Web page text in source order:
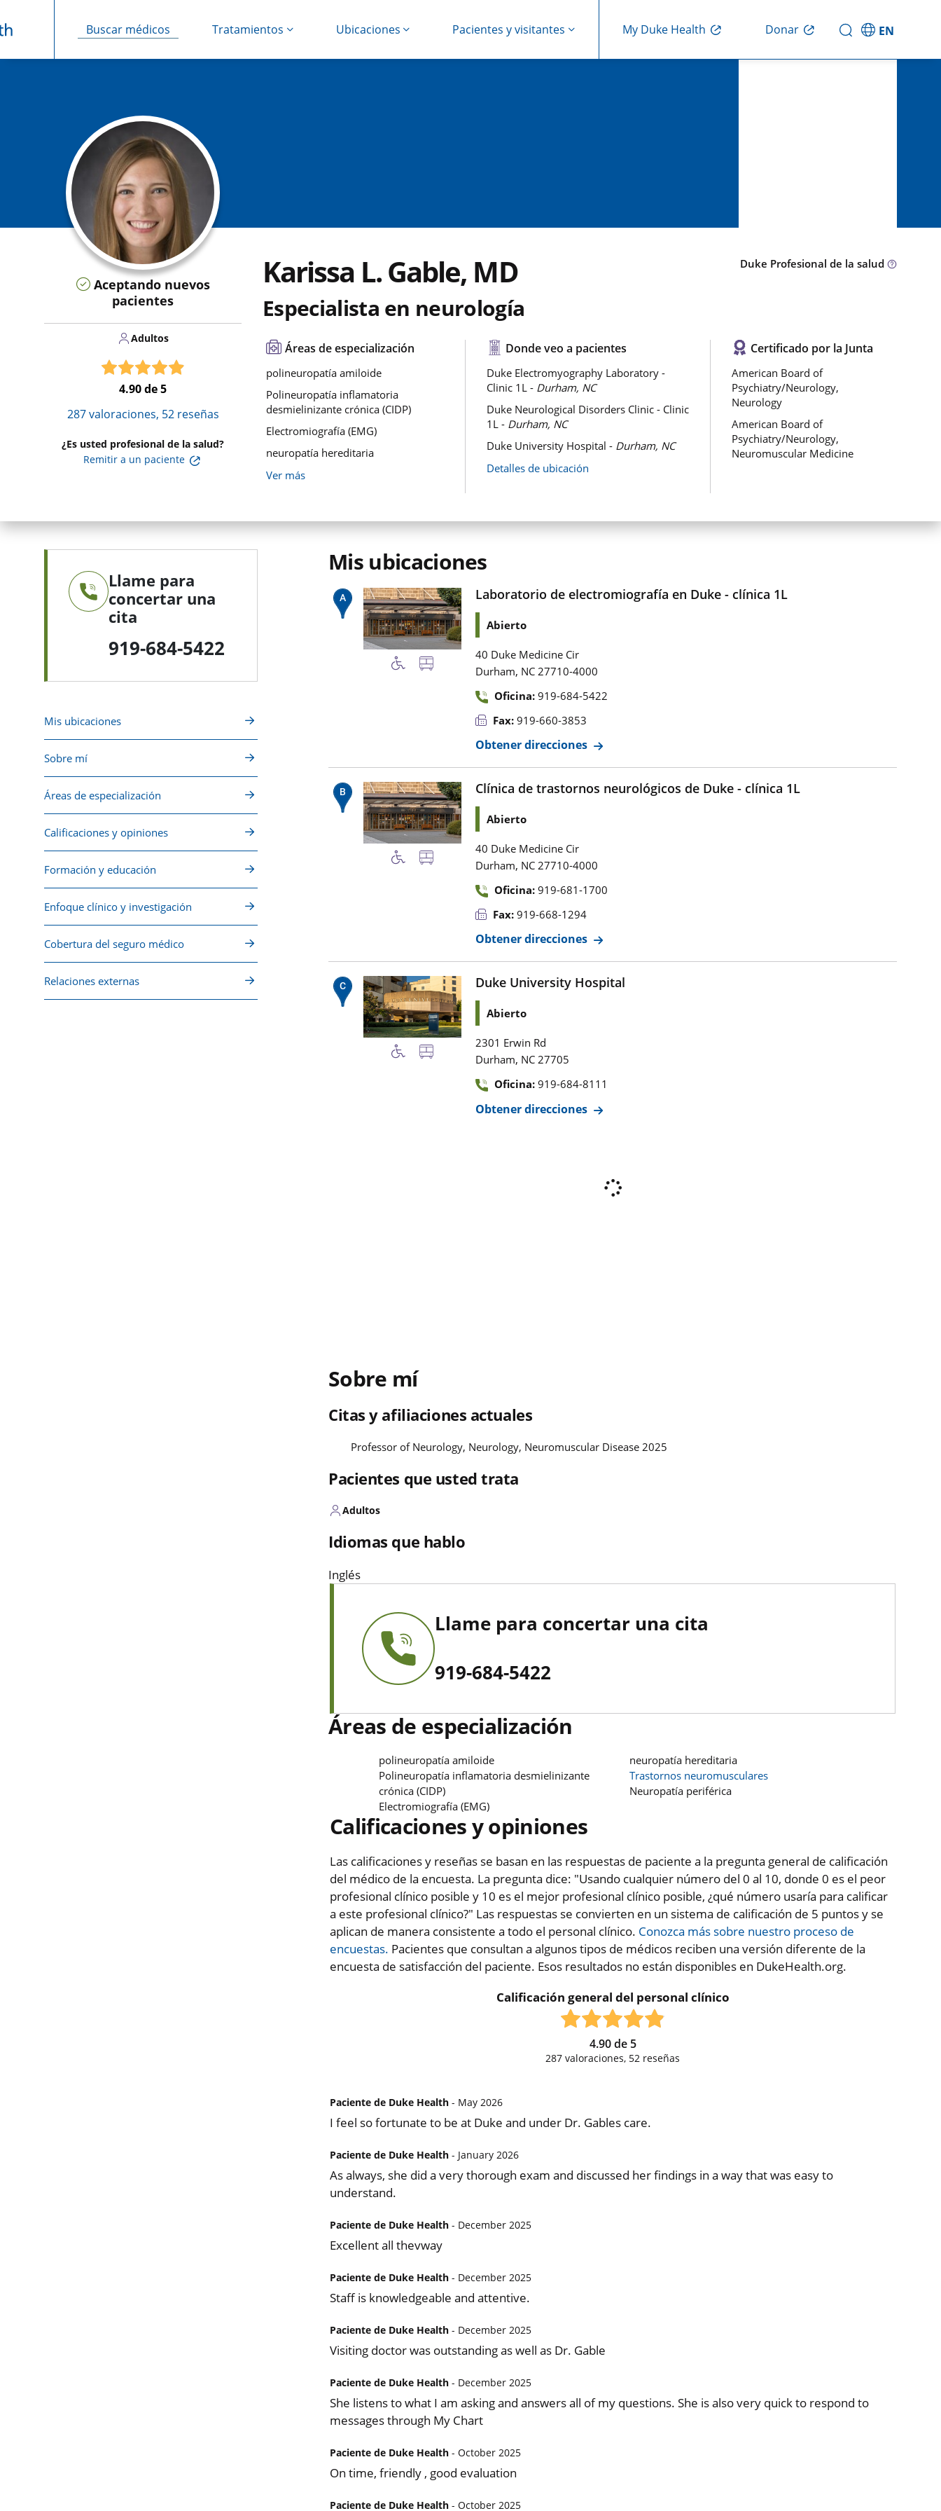
Buscar médicos Tratamientos Ubicaciones Pacientes y visitantes My Duke Health Donar EN
Aceptando nuevos
pacientes
Adultos
4.90de 5
287valoraciones, 52reseñas
¿Es usted profesional de la salud?
Remitir a un paciente
Karissa L. Gable, MD
Especialista en neurología
Duke Profesional de la salud
Áreas de especialización
polineuropatía amiloide
Polineuropatía inflamatoria
desmielinizante crónica (CIDP)
Electromiografía (EMG)
neuropatía hereditaria
Ver más
Donde veo a pacientes
Duke Electromyography Laboratory -
Clinic 1L - Durham, NC
Duke Neurological Disorders Clinic - Clinic
1L - Durham, NC
Duke University Hospital - Durham, NC
Detalles de ubicación
Certificado por la Junta
American Board of
Psychiatry/Neurology,
Neurology
American Board of
Psychiatry/Neurology,
Neuromuscular Medicine
Llame para
concertar una
cita
919-684-5422
Mis ubicaciones
Sobre mí
Áreas de especialización
Calificaciones y opiniones
Formación y educación
Enfoque clínico y investigación
Cobertura del seguro médico
Relaciones externas
Mis ubicaciones
Laboratorio de electromiografía en Duke - clínica 1L
Abierto
40 Duke Medicine Cir
Durham, NC 27710-4000
Oficina: 919-684-5422
Fax: 919-660-3853
Obtener direcciones
Clínica de trastornos neurológicos de Duke - clínica 1L
Abierto
40 Duke Medicine Cir
Durham, NC 27710-4000
Oficina: 919-681-1700
Fax: 919-668-1294
Obtener direcciones
Duke University Hospital
Abierto
2301 Erwin Rd
Durham, NC 27705
Oficina: 919-684-8111
Obtener direcciones
Sobre mí
Citas y afiliaciones actuales
Professor of Neurology, Neurology, Neuromuscular Disease 2025
Pacientes que usted trata
Adultos
Idiomas que hablo
Inglés
Llame para concertar una cita
919-684-5422
Áreas de especialización
polineuropatía amiloide
Polineuropatía inflamatoria desmielinizante
crónica (CIDP)
Electromiografía (EMG)
neuropatía hereditaria
Trastornos neuromusculares
Neuropatía periférica
Calificaciones y opiniones
Las calificaciones y reseñas se basan en las respuestas de paciente a la pregunta general de calificación
del médico de la encuesta. La pregunta dice: "Usando cualquier número del 0 al 10, donde 0 es el peor
profesional clínico posible y 10 es el mejor profesional clínico posible, ¿qué número usaría para calificar
a este profesional clínico?" Las respuestas se convierten en un sistema de calificación de 5 puntos y se
aplican de manera consistente a todo el personal clínico. Conozca más sobre nuestro proceso de
encuestas. Pacientes que consultan a algunos tipos de médicos reciben una versión diferente de la
encuesta de satisfacción del paciente. Esos resultados no están disponibles en DukeHealth.org.
Calificación general del personal clínico
4.90de 5
287 valoraciones, 52 reseñas
Paciente de Duke Health - May 2026
I feel so fortunate to be at Duke and under Dr. Gables care.
Paciente de Duke Health - January 2026
As always, she did a very thorough exam and discussed her findings in a way that was easy to
understand.
Paciente de Duke Health - December 2025
Excellent all thevway
Paciente de Duke Health - December 2025
Staff is knowledgeable and attentive.
Paciente de Duke Health - December 2025
Visiting doctor was outstanding as well as Dr. Gable
Paciente de Duke Health - December 2025
She listens to what I am asking and answers all of my questions. She is also very quick to respond to
messages through My Chart
Paciente de Duke Health - October 2025
On time, friendly , good evaluation
Paciente de Duke Health - October 2025